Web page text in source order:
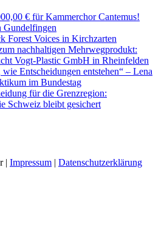
€ für Kammerchor Cantemus!
Gundelfingen
Forest Voices in Kirchzarten
nachhaltigen Mehrwegprodukt:
Vogt-Plastic GmbH in Rheinfelden
Entscheidungen entstehen“ – Lena
im Bundestag
für die Grenzregion:
Schweiz bleibt gesichert
| Impressum | Datenschutzerklärung